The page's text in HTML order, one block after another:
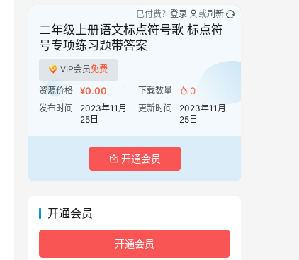
二年级上册语文标点符号歌 标点符
号专项练习题带答案
VIP会员免费
资源价格
¥0.00 下载数量 0
发布时间
2023年11月
25日
更新时间
2023年11月
25日
开通会员
已付费？ 登录 或刷新
开通会员
开通会员